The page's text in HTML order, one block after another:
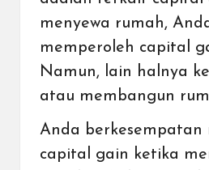
menyewa rumah,
memperoleh capital
Namun, lain halnya
atau membangun
Anda berkesempatan
capital gain ketika